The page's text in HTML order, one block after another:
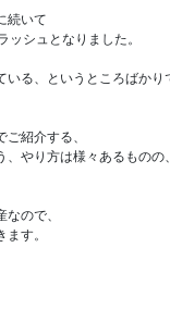
続いて
シュとなりました。
いる、というところばかり
紹介する、
、やり方は様々あるものの
ので、
す。